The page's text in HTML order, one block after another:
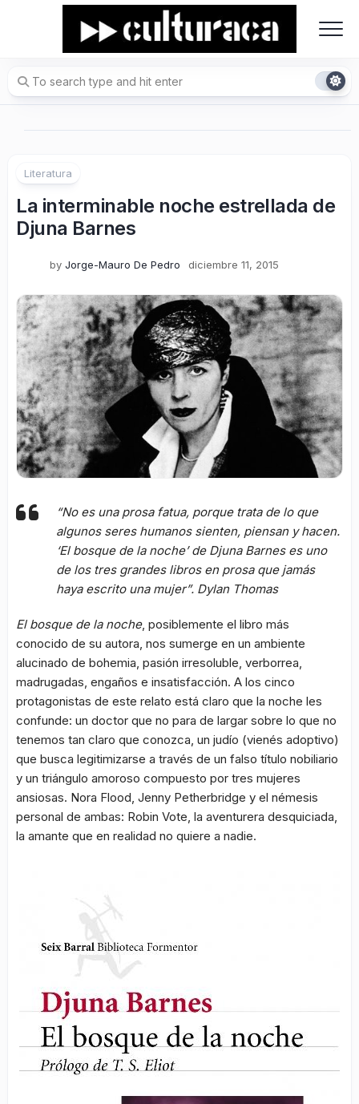
Literatura
La interminable noche estrellada de
Djuna Barnes
by Jorge-Mauro De Pedro diciembre 11, 2015
“No es una prosa fatua, porque trata de lo que
algunos seres humanos sienten, piensan y hacen.
‘El bosque de la noche’ de Djuna Barnes es uno
de los tres grandes libros en prosa que jamás
haya escrito una mujer”. Dylan Thomas
El bosque de la noche, posiblemente el libro más
conocido de su autora, nos sumerge en un ambiente
alucinado de bohemia, pasión irresoluble, verborrea,
madrugadas, engaños e insatisfacción. A los cinco
protagonistas de este relato está claro que la noche les
confunde: un doctor que no para de largar sobre lo que no
tenemos tan claro que conozca, un judío (vienés adoptivo)
que busca legitimizarse a través de un falso título nobiliario
y un triángulo amoroso compuesto por tres mujeres
ansiosas. Nora Flood, Jenny Petherbridge y el némesis
personal de ambas: Robin Vote, la aventurera desquiciada,
la amante que en realidad no quiere a nadie.